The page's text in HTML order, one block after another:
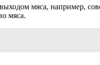
мяса, например,
мяса.